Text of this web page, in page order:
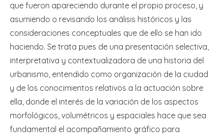
que fueron apareciendo durante el propio proceso, y
asumiendo o revisando los análisis históricos y las
consideraciones conceptuales que de ello se han ido
haciendo. Se trata pues de una presentación selectiva,
interpretativa y contextualizadora de una historia del
urbanismo, entendido como organización de la ciudad
y de los conocimientos relativos a la actuación sobre
ella, donde el interés de la variación de los aspectos
morfológicos, volumétricos y espaciales hace que sea
fundamental el acompañamiento gráfico para